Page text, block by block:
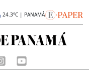
24.3°C | PANAMÁ